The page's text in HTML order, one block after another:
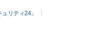
リティ24」